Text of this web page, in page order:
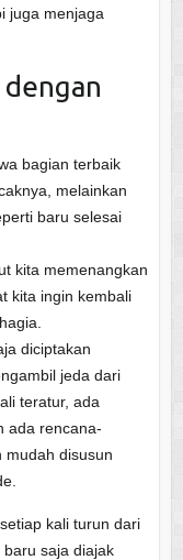
juga menjaga
bagian terbaik
melainkan
baru selesai
kita memenangkan
kita ingin kembali
diciptakan
jeda dari
teratur, ada
ada rencana-
mudah disusun
kali turun dari
saja diajak